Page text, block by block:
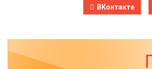
ВКонтакте